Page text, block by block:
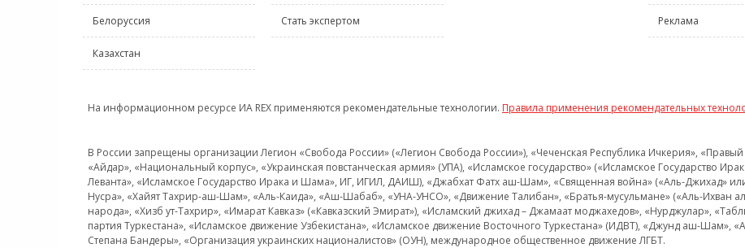
Белоруссия
Казахстан
Стать экспертом Реклама
На информационном ресурсе ИА REX применяются рекомендательные технологии. Правила применения рекомендательных
В России запрещены организации Легион «Свобода России» («Легион Свобода России»), «Чеченская Республика Ичкерия», «Правый
«Айдар», «Национальный корпус», «Украинская повстанческая армия» (УПА), «Исламское государство» («Исламское Государство
Леванта», «Исламское Государство Ирака и Шама», ИГ, ИГИЛ, ДАИШ), «Джабхат Фатх аш-Шам», «Священная война» («Аль-Джихад»
Нусра», «Хайят Тахрир-аш-Шам», «Аль-Каида», «Аш-Шабаб», «УНА-УНСО», «Движение Талибан», «Братья-мусульмане» («Аль-Ихван
народа», «Хизб ут-Тахрир», «Имарат Кавказ» («Кавказский Эмират»), «Исламский джихад – Джамаат моджахедов», «Нурджулар»,
партия Туркестана», «Исламское движение Узбекистана», «Исламское движение Восточного Туркестана» (ИДВТ), «Джунд аш-Шам»,
Степана Бандеры», «Организация украинских националистов» (ОУН), международное общественное движение ЛГБТ.